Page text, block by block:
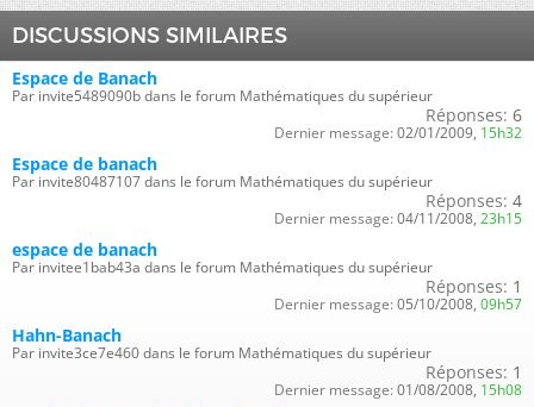
DISCUSSIONS SIMILAIRES
Espace de Banach
Par invite5489090b dans le forum Mathématiques du supérieur
Réponses: 6
Dernier message: 02/01/2009, 15h32
Espace de banach
Par invite80487107 dans le forum Mathématiques du supérieur
Réponses: 4
Dernier message: 04/11/2008, 23h15
espace de banach
Par invitee1bab43a dans le forum Mathématiques du supérieur
Réponses: 1
Dernier message: 05/10/2008, 09h57
Hahn-Banach
Par invite3ce7e460 dans le forum Mathématiques du supérieur
Réponses: 1
Dernier message: 01/08/2008, 15h08